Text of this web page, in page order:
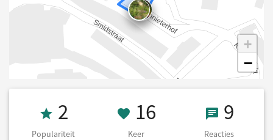
+
−
Populariteit 2
2
Populariteit
16 Keer
16
Keer
9 9
Reacties